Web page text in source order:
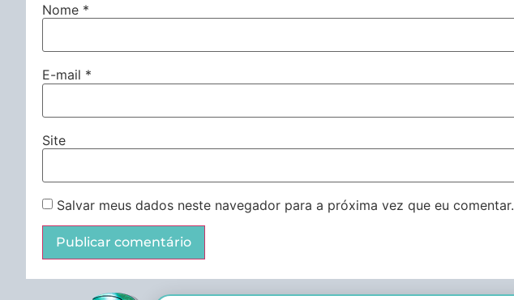
Nome *
E-mail *
Site
Salvar meus dados neste navegador para a próxima vez que eu comentar.